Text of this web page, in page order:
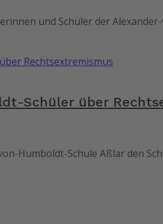
und Schüler der
Schüler über
Humboldt-Schule Aßlar den